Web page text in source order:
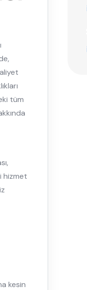
tüm
hizmet
kesin